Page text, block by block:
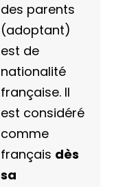
des parents
(adoptant)
est de
nationalité
française. Il
est considéré
comme
français dès
sa